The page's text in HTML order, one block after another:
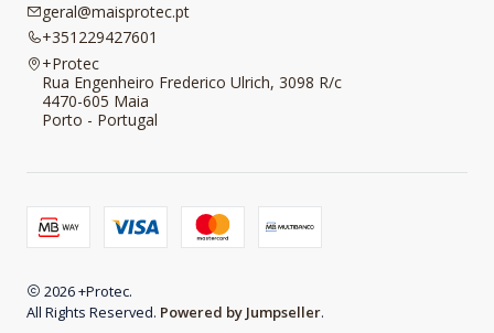
geral@maisprotec.pt
+351229427601
+Protec
Rua Engenheiro Frederico Ulrich, 3098 R/c
4470-605 Maia
Porto - Portugal
2026 +Protec.
All Rights Reserved. Powered by Jumpseller.